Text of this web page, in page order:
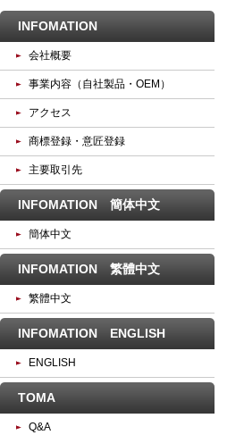
INFOMATION
会社概要
事業内容（自社製品・OEM）
アクセス
商標登録・意匠登録
主要取引先
INFOMATION 簡体中文
簡体中文
INFOMATION 繁體中文
繁體中文
INFOMATION ENGLISH
ENGLISH
TOMA
Q&A